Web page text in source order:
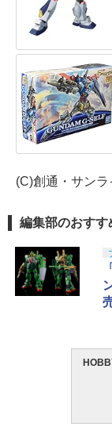
(C)創通・サンラ
編集部のおすす